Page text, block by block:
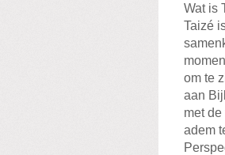
Wat is
Taizé
om te
aan
met
adem